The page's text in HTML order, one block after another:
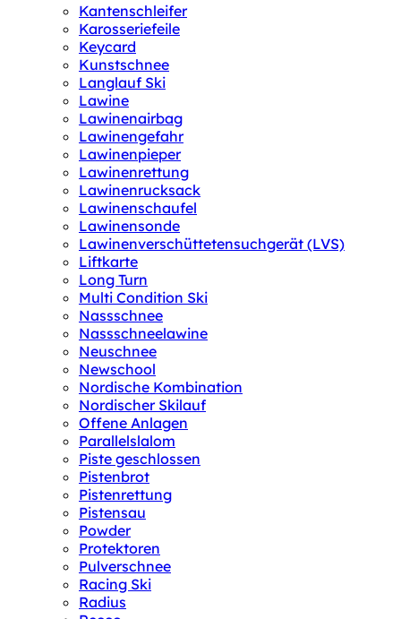
Kantenschleifer
Karosseriefeile
Keycard
Kunstschnee
Langlauf Ski
Lawine
Lawinenairbag
Lawinengefahr
Lawinenpieper
Lawinenrettung
Lawinenrucksack
Lawinenschaufel
Lawinensonde
Lawinenverschüttetensuchgerät (LVS)
Liftkarte
Long Turn
Multi Condition Ski
Nassschnee
Nassschneelawine
Neuschnee
Newschool
Nordische Kombination
Nordischer Skilauf
Offene Anlagen
Parallelslalom
Piste geschlossen
Pistenbrot
Pistenrettung
Pistensau
Powder
Protektoren
Pulverschnee
Racing Ski
Radius